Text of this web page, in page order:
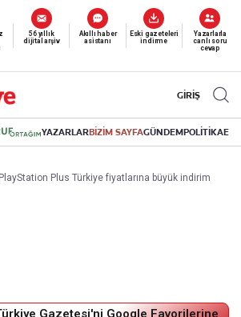
56 yıllık
dijital arşiv
Akıllı haber
asistanı
Eski gazeteleri
indirme
Yazarlarla
canlı soru
cevap
GİRİŞ
YAZARLARBİZİM SAYFAGÜNDEMPOLİTİKA
PlayStation Plus Türkiye fiyatlarına büyük indirim
Gazetesi'ni Google Favorilerine